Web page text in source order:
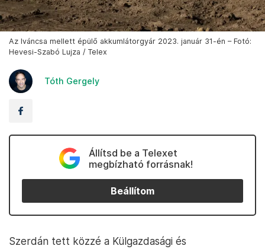
Az Iváncsa mellett épülő akkumlátorgyár 2023. január 31-én – Fotó:
Hevesi-Szabó Lujza / Telex
Tóth Gergely
Állítsd be a Telexet
megbízható forrásnak!
Beállítom
Szerdán tett közzé a Külgazdasági és